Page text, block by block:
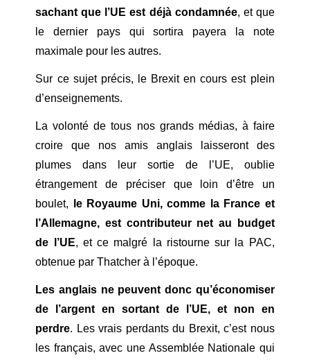
sachant que l’UE est déjà condamnée, et que
le dernier pays qui sortira payera la note
maximale pour les autres.
Sur ce sujet précis, le Brexit en cours est plein
d’enseignements.
La volonté de tous nos grands médias, à faire
croire que nos amis anglais laisseront des
plumes dans leur sortie de l’UE, oublie
étrangement de préciser que loin d’être un
boulet,
le Royaume Uni, comme la France et
l’Allemagne, est contributeur net au budget
de l’UE, et ce malgré la ristourne sur la PAC,
obtenue par Thatcher à l’époque.
Les anglais ne peuvent donc qu’économiser
de l’argent en sortant de l’UE, et non en
perdre. Les vrais perdants du Brexit, c’est nous
les français, avec une Assemblée Nationale qui